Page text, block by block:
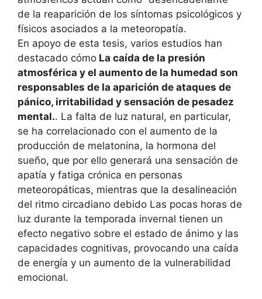
de la reaparición de los síntomas psicológicos y
físicos asociados a la meteoropatía.
En apoyo de esta tesis, varios estudios han
destacado cómo La caída de la presión
atmosférica y el aumento de la humedad son
responsables de la aparición de ataques de
pánico, irritabilidad y sensación de pesadez
mental.. La falta de luz natural, en particular,
se ha correlacionado con el aumento de la
producción de melatonina, la hormona del
sueño, que por ello generará una sensación de
apatía y fatiga crónica en personas
meteoropáticas, mientras que la desalineación
del ritmo circadiano debido Las pocas horas de
luz durante la temporada invernal tienen un
efecto negativo sobre el estado de ánimo y las
capacidades cognitivas, provocando una caída
de energía y un aumento de la vulnerabilidad
emocional.